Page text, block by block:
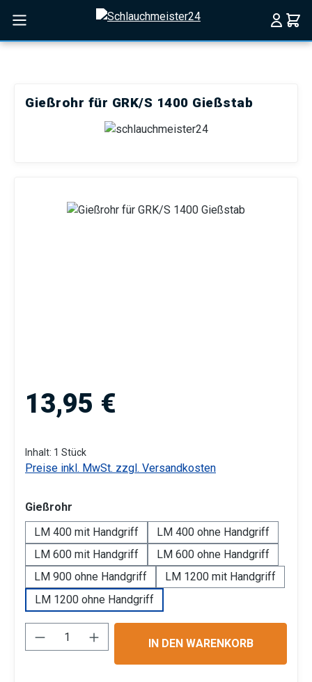
Zum Hauptinhalt springen
Gießrohr für GRK/S 1400 Gießstab
Regulärer Preis:
13,95 €
Inhalt: 1 Stück
Preise inkl. MwSt. zzgl. Versandkosten
Gießrohr
LM 400 mit Handgriff
LM 400 ohne Handgriff
LM 600 mit Handgriff
LM 600 ohne Handgriff
LM 900 ohne Handgriff
LM 1200 mit Handgriff
LM 1200 ohne Handgriff
Produkt Anzahl: Gib den gewünschten
IN DEN WARENKORB